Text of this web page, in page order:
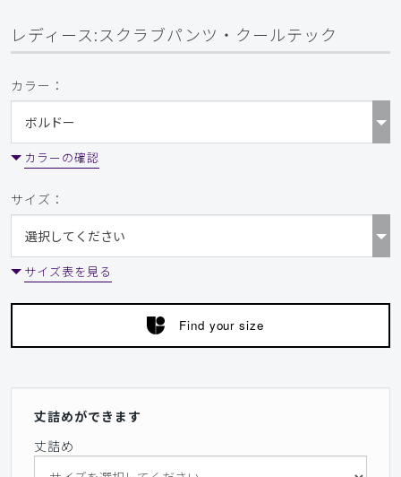
レディース:スクラブパンツ・クールテック
カラー：
カラーの確認
サイズ：
サイズ表を見る
Find your size
丈詰めができます
丈詰め